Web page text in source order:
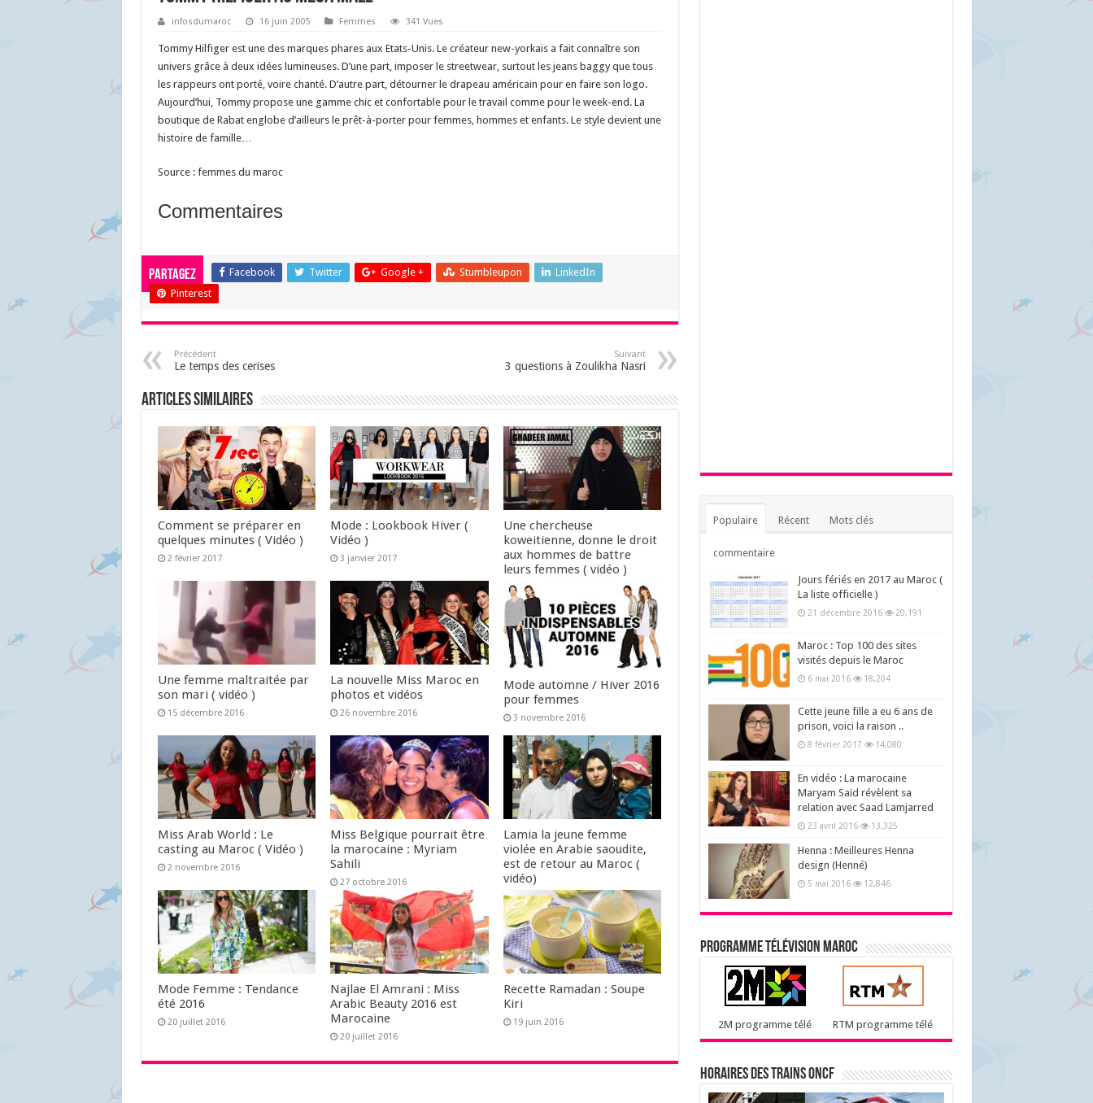
infosdumaroc 16 juin 2005 Femmes 341 Vues
Tommy Hilfiger est une des marques phares aux Etats-Unis. Le créateur new-yorkais a fait connaître son
univers grâce à deux idées lumineuses. D’une part, imposer le streetwear, surtout les jeans baggy que tous
les rappeurs ont porté, voire chanté. D’autre part, détourner le drapeau américain pour en faire son logo.
Aujourd’hui, Tommy propose une gamme chic et confortable pour le travail comme pour le week-end. La
boutique de Rabat englobe d’ailleurs le prêt-à-porter pour femmes, hommes et enfants. Le style devient une
histoire de famille…
Source : femmes du maroc
Commentaires
Partagez Facebook Twitter Google + Stumbleupon
LinkedIn
Pinterest
Précédent
Le temps des cerises
Suivant
3 questions à Zoulikha Nasri
Articles similaires
Comment se préparer en
quelques minutes ( Vidéo )
2 février 2017
Mode : Lookbook Hiver (
Vidéo )
3 janvier 2017
Une chercheuse
koweitienne, donne le droit
aux hommes de battre
leurs femmes ( vidéo )
16 décembre 2016
Une femme maltraitée par
son mari ( vidéo )
15 décembre 2016
La nouvelle Miss Maroc en
photos et vidéos
26 novembre 2016
Mode automne / Hiver 2016
pour femmes
3 novembre 2016
Miss Arab World : Le
casting au Maroc ( Vidéo )
2 novembre 2016
Miss Belgique pourrait être
la marocaine : Myriam
Sahili
27 octobre 2016
Lamia la jeune femme
violée en Arabie saoudite,
est de retour au Maroc (
vidéo)
24 septembre 2016
Mode Femme : Tendance
été 2016
20 juillet 2016
Najlae El Amrani : Miss
Arabic Beauty 2016 est
Marocaine
20 juillet 2016
Recette Ramadan : Soupe
Kiri
19 juin 2016
Populaire Récent Mots clés
commentaire
Jours fériés en 2017 au Maroc (
La liste officielle )
21 décembre 2016 20,191
Maroc : Top 100 des sites
visités depuis le Maroc
6 mai 2016 18,204
Cette jeune fille a eu 6 ans de
prison, voici la raison ..
8 février 2017 14,080
En vidéo : La marocaine
Maryam Saïd révèlent sa
relation avec Saad Lamjarred
23 avril 2016 13,325
Henna : Meilleures Henna
design (Henné)
5 mai 2016 12,846
Programme télévision maroc
2M programme télé RTM programme télé
Horaires des trains ONCF